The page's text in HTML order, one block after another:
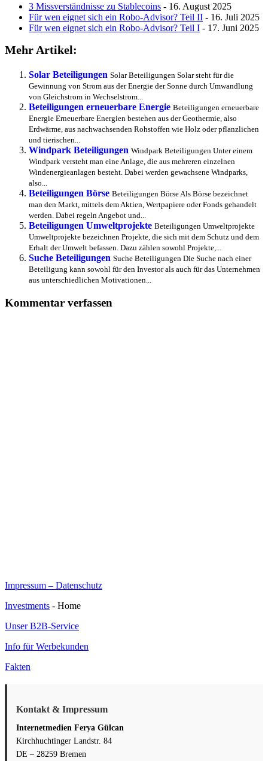
3 Missverständnisse zu Stablecoins - 16. August 2025
Für wen eignet sich ein Robo-Advisor? Teil II - 16. Juli 2025
Für wen eignet sich ein Robo-Advisor? Teil I - 17. Juni 2025
Mehr Artikel:
Solar Beteiligungen Solar Beteiligungen Solar steht für die
Gewinnung von Strom aus der Energie der Sonne durch Umwandlung
von Gleichstrom in Wechselstrom...
Beteiligungen erneuerbare Energie Beteiligungen erneuerbare
Energie Erneuerbare Energien bestehen aus der Geothermie, also
Erdwärme, aus nachwachsenden Rohstoffen wie Holz oder pflanzlichen
und tierischen...
Windpark Beteiligungen Windpark Beteiligungen Unter einem
Windpark versteht man eine Anlage, die aus mehreren einzelnen
Windenergieanlagen besteht. Dabei werden gewachsene Windparks,
also...
Beteiligungen Börse Beteiligungen Börse Als Börse bezeichnet
man den Markt, mittels dem Aktien, Wertpapiere oder Fonds gehandelt
werden. Dabei regeln Angebot und...
Beteiligungen Umweltprojekte Beteiligungen Umweltprojekte
Umweltprojekte bezeichnen Projekte, die sich mit dem Schutz und dem
Erhalt der Umwelt befassen. Dazu zählen sowohl Projekte,...
Suche Beteiligungen Suche Beteiligungen Die Suche nach einer
Beteiligung kann sowohl für den Investor als auch für das Unternehmen
aus unterschiedlichen Motivationen...
Kommentar verfassen
Impressum – Datenschutz
Investments - Home
Unser B2B-Service
Info für Werbekunden
Fakten
Kontakt & Impressum
Internetmedien Ferya Gülcan
Kirchhuchtinger Landstr. 84
DE – 28259 Bremen